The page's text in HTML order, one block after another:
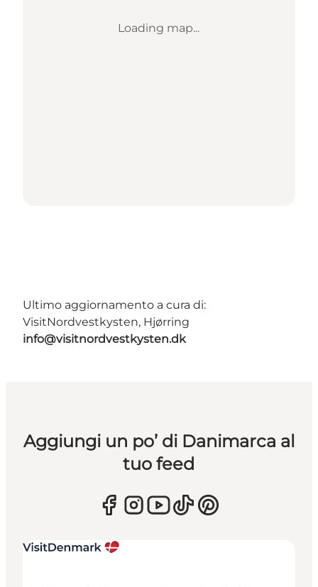
Loading map...
Ultimo aggiornamento a cura di:
VisitNordvestkysten, Hjørring
info@visitnordvestkysten.dk
Aggiungi un po’ di Danimarca al
tuo feed